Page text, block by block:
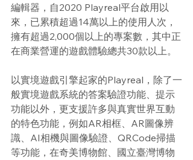
編輯器，自2020 Playreal平台啟用以
來，已累積超過14萬以上的使用人次，
擁有超過2,000個以上的專案數，其中正
在商業營運的遊戲體驗總共30款以上。
以實境遊戲引擎起家的Playreal，除了一
般實境遊戲系統的答案驗證功能、提示
功能以外，更支援許多與真實世界互動
的特色功能，例如AR相框、AR圖像辨
識、AI相機與圖像驗證、QRCode掃描
等功能，在奇美博物館、國立臺灣博物